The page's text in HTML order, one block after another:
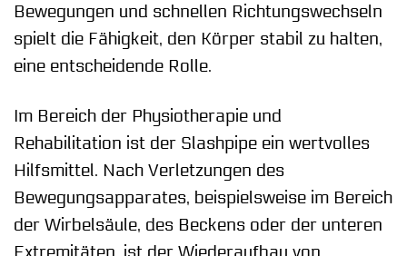
Bewegungen und schnellen Richtungswechseln
spielt die Fähigkeit, den Körper stabil zu halten,
eine entscheidende Rolle.
Im Bereich der Physiotherapie und
Rehabilitation ist der Slashpipe ein wertvolles
Hilfsmittel. Nach Verletzungen des
Bewegungsapparates, beispielsweise im Bereich
der Wirbelsäule, des Beckens oder der unteren